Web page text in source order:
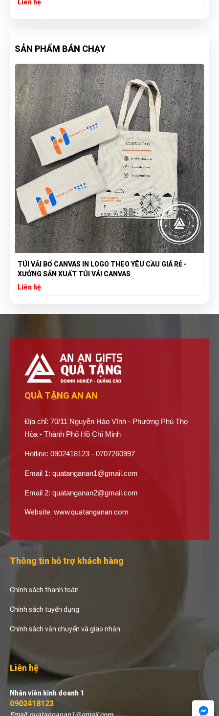
SẢN PHẨM BÁN CHẠY
TÚI VẢI BỐ CANVAS IN LOGO THEO YÊU CẦU GIÁ RẺ -
XƯỞNG SẢN XUẤT TÚI VẢI CANVAS
Liên hệ
QUÀ TẶNG AN AN
Địa chỉ: 70/11 Nguyễn Háo Vĩnh - Phường Phú Thọ
Hòa - Thành Phố Hồ Chí Minh
Hotline: 0902418123 - 0707260997
Email 1: quatanganan1@gmail.com
Email 2: quatanganan2@gmail.com
Website: www.quatanganan.com
Thông tin hỗ trợ khách hàng
Chính sách thanh toán
Chính sách tuyển dụng
Chính sách vận chuyển và giao nhận
Liên hệ
Nhân viên kinh doanh 1
0902418123